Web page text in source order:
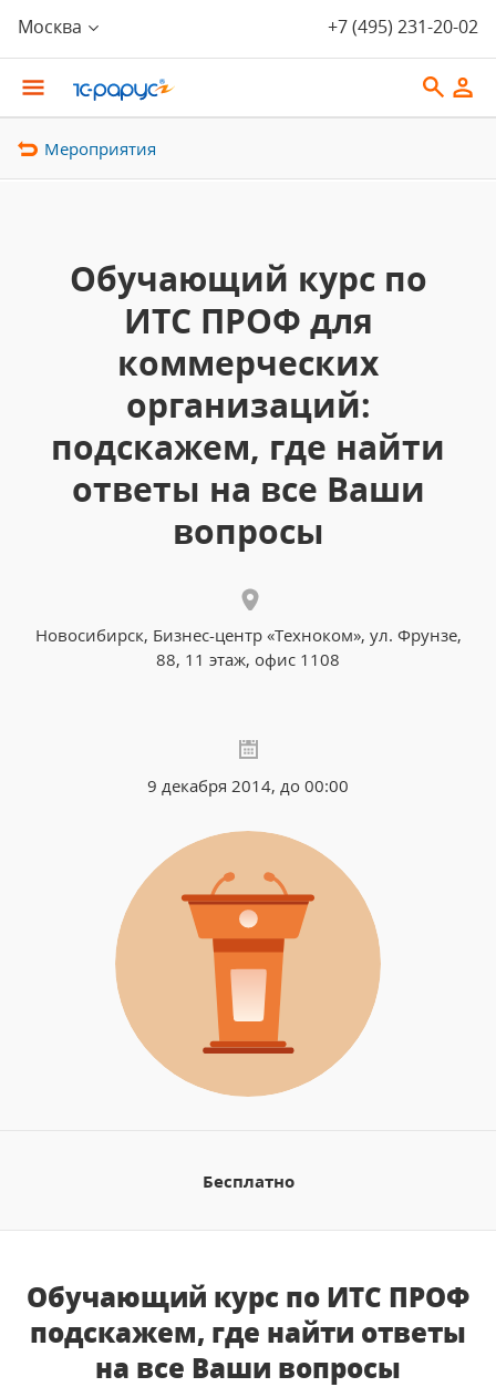
Москва +7 (495) 231-20-02
Мероприятия
Обучающий курс по
ИТС ПРОФ для
коммерческих
организаций:
подскажем, где найти
ответы на все Ваши
вопросы
Новосибирск, Бизнес-центр «Техноком», ул. Фрунзе,
88, 11 этаж, офис 1108
9 декабря 2014, до 00:00
Бесплатно
Обучающий курс по ИТС ПРОФ
подскажем, где найти ответы
на все Ваши вопросы